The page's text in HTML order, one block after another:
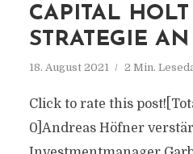
CAPITAL
STRATEGIE
18. August 2021 2 Min.
Click to rate this
0]Andreas Höfner